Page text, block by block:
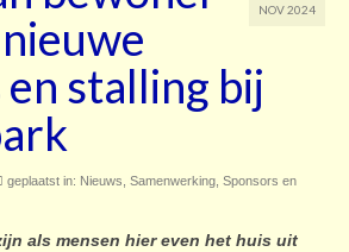
NOV 2024
stalling bij
geplaatst in: Nieuws Samenwerking Sponsors en
als mensen hier even het huis uit